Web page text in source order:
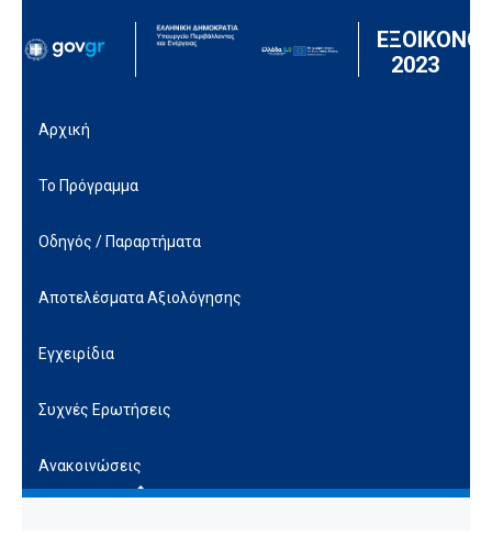
2023
Αρχική
Το Πρόγραμμα
Οδηγός / Παραρτήματα
Αποτελέσματα Αξιολόγησης
Εγχειρίδια
Συχνές Ερωτήσεις
Ανακοινώσεις